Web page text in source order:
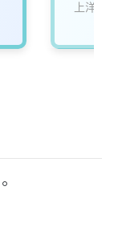
上洋產